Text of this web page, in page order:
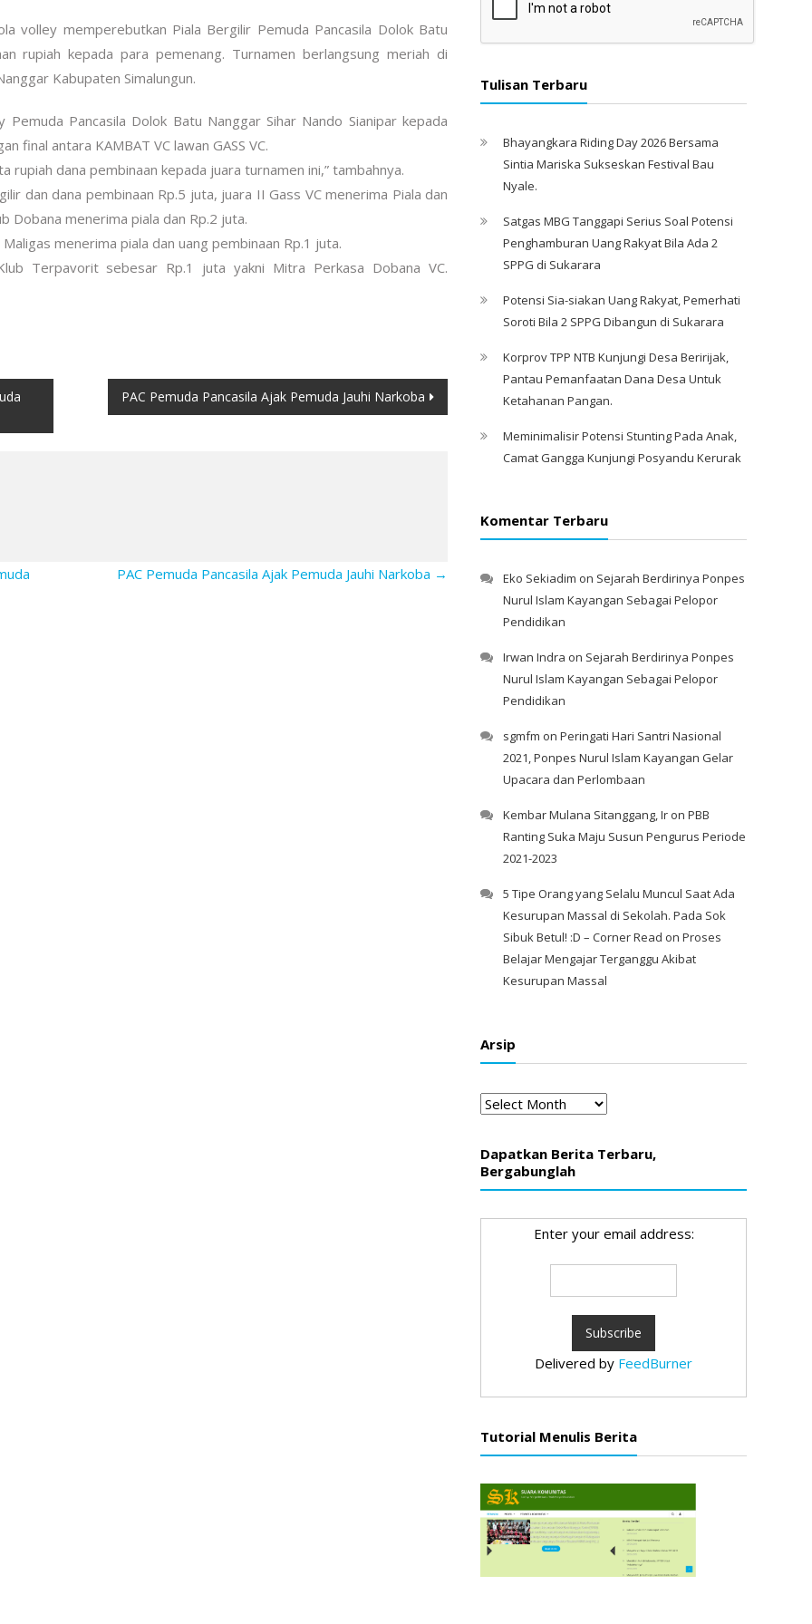
volley memperebutkan Piala Bergilir Pemuda Pancasila Dolok Batu
rupiah kepada para pemenang. Turnamen berlangsung meriah di
Kabupaten Simalungun.
Pancasila Dolok Batu Nanggar Sihar Nando Sianipar kepada
final antara KAMBAT VC lawan GASS VC.
rupiah dana pembinaan kepada juara turnamen ini,” tambahnya.
dan dana pembinaan Rp.5 juta, juara II Gass VC menerima Piala dan
Dobana menerima piala dan Rp.2 juta.
menerima piala dan uang pembinaan Rp.1 juta.
Terpavorit sebesar Rp.1 juta yakni Mitra Perkasa Dobana VC.
PAC Pemuda Pancasila Ajak Pemuda Jauhi Narkoba
PAC Pemuda Pancasila Ajak Pemuda Jauhi Narkoba →
Tulisan Terbaru
Bhayangkara Riding Day 2026 Bersama
Sintia Mariska Sukseskan Festival Bau
Nyale. ‎
Satgas MBG Tanggapi Serius Soal Potensi
Penghamburan Uang Rakyat Bila Ada 2
SPPG di Sukarara
Potensi Sia-siakan Uang Rakyat, Pemerhati
Soroti Bila 2 SPPG Dibangun di Sukarara
Korprov TPP NTB Kunjungi Desa Beririjak,
Pantau Pemanfaatan Dana Desa Untuk
Ketahanan Pangan.
Meminimalisir Potensi Stunting Pada Anak,
Camat Gangga Kunjungi Posyandu Kerurak
Komentar Terbaru
Eko Sekiadim on Sejarah Berdirinya Ponpes
Nurul Islam Kayangan Sebagai Pelopor
Pendidikan
Irwan Indra on Sejarah Berdirinya Ponpes
Nurul Islam Kayangan Sebagai Pelopor
Pendidikan
sgmfm on Peringati Hari Santri Nasional
2021, Ponpes Nurul Islam Kayangan Gelar
Upacara dan Perlombaan
Kembar Mulana Sitanggang, Ir on PBB
Ranting Suka Maju Susun Pengurus Periode
2021-2023
5 Tipe Orang yang Selalu Muncul Saat Ada
Kesurupan Massal di Sekolah. Pada Sok
Sibuk Betul! :D – Corner Read on Proses
Belajar Mengajar Terganggu Akibat
Kesurupan Massal
Arsip
Arsip
Dapatkan Berita Terbaru,
Bergabunglah
Enter your email address:
Delivered by FeedBurner
Tutorial Menulis Berita